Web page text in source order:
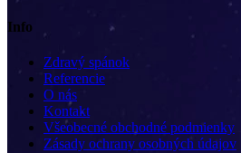
Info
Zdravý spánok
Referencie
O nás
Kontakt
Všeobecné obchodné podmienky
Zásady ochrany osobných údajov